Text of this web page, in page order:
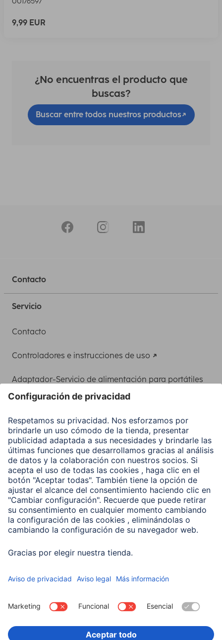
9,99 EUR
¿No encuentras el producto que
buscas?
Buscar entre todos nuestros productos
Contacto
Servicio
Contacto
Controladores e instrucciones de uso
Adaptador-Servicio de alimentación para portátiles
Clientes online
Conviértete en distribuidor
Compañía
Historia de la empresa
Hama en todo el Mundo
Sostenibilidad
Business-Portal